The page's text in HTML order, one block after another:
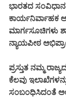
ಭಾರತದ
ಕಾರ್ಯನಿರ್ವಾಹಕ
ಮಾರ್ಗಸೂಚಿಗಳು
ನ್ಯಾಯಪೀಠ
ಪ್ರಸ್ತುತ ನಮ್ಮ
ಕೆಲವು
ಸಂಬಂಧಿಸಿದಂತೆ